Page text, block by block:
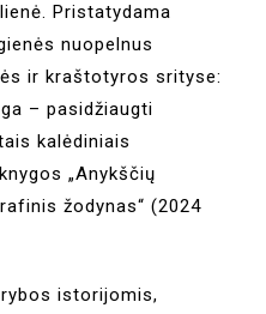
Pristatydama
nuopelnus
ir kraštotyros srityse:
– pasidžiaugti
kalėdiniais
„Anykščių
žodynas“ (2024
istorijomis,